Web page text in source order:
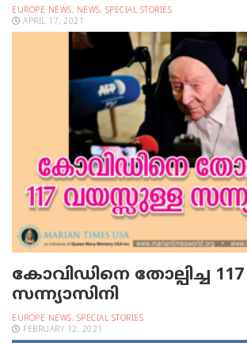
EUROPE NEWS, NEWS, SPECIAL STORIES
APRIL 17, 2021
കോവിഡിനെ തോല്പിച്ച
സന്ന്യാസിനി
EUROPE NEWS, SPECIAL STORIES
FEBRUARY 12, 2021